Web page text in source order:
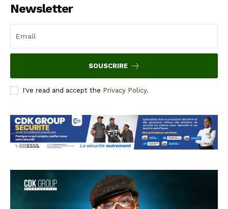
Newsletter
SOUSCRIRE
I've read and accept the Privacy Policy.